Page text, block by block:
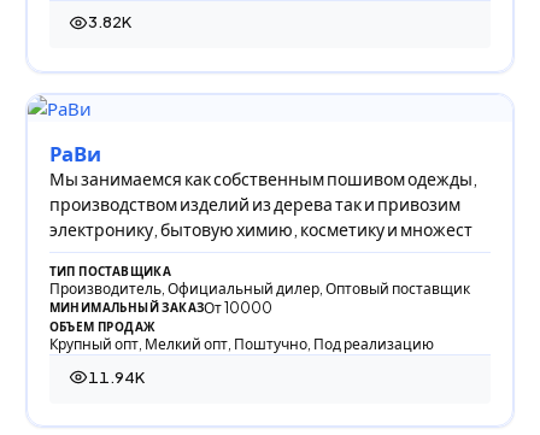
3.82K
3 815 просмотров
РаВи
Мы занимаемся как собственным пошивом одежды,
производством изделий из дерева так и привозим
электронику, бытовую химию, косметику и множест
ТИП ПОСТАВЩИКА
Производитель, Официальный дилер, Оптовый поставщик
МИНИМАЛЬНЫЙ ЗАКАЗОт 10000
ОБЪЕМ ПРОДАЖ
Крупный опт, Мелкий опт, Поштучно, Под реализацию
11.94K
11 944 просмотра